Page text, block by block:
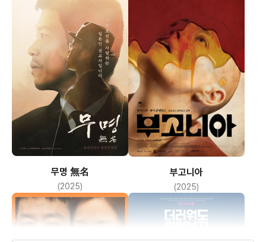
(박종철 삼촌)
임철형
(정보국장)
이창훈
(표검사)
서현우
(이검사)
제작투자
권미경
현장편집
배연태
무명 無名
(2025)
부고니아
(2025)